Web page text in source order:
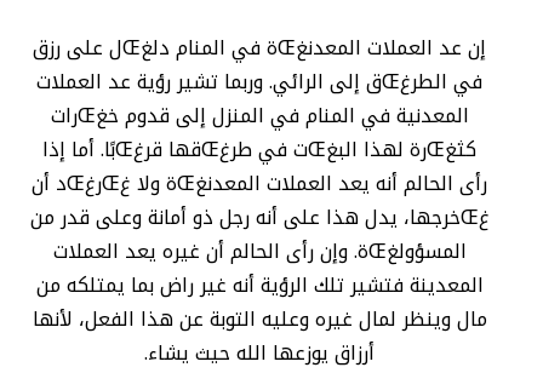
إن عد العملات المعدنغŒة في المنام دلغŒل على رزق
في الطرغŒق إلى الرائي. وربما تشير رؤية عد العملات
المعدنية في المنام في المنزل إلى قدوم خغŒرات
كثغŒرة لهذا البغŒت في طرغŒقها قرغŒبًا. أما إذا
رأى الحالم أنه يعد العملات المعدنغŒة ولا غŒرغŒد أن
غŒخرجها، يدل هذا على أنه رجل ذو أمانة وعلى قدر من
المسؤولغŒة. وإن رأى الحالم أن غيره يعد العملات
المعدينة فتشير تلك الرؤية أنه غير راض بما يمتلكه من
مال وينظر لمال غيره وعليه التوبة عن هذا الفعل، لأنها
أرزاق يوزعها الله حيث يشاء.